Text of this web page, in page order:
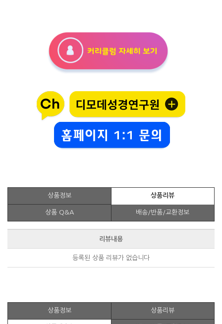
상품정보 상품리뷰
상품 Q&A 배송/반품/교환정보
리뷰내용
등록된 상품 리뷰가 없습니다
상품정보 상품리뷰